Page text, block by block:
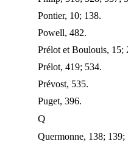
Pontier, 10; 138.
Powell, 482.
Prélot et Boulouis, 15;
Prélot, 419; 534.
Prévost, 535.
Puget, 396.
Q
Quermonne, 138; 139;